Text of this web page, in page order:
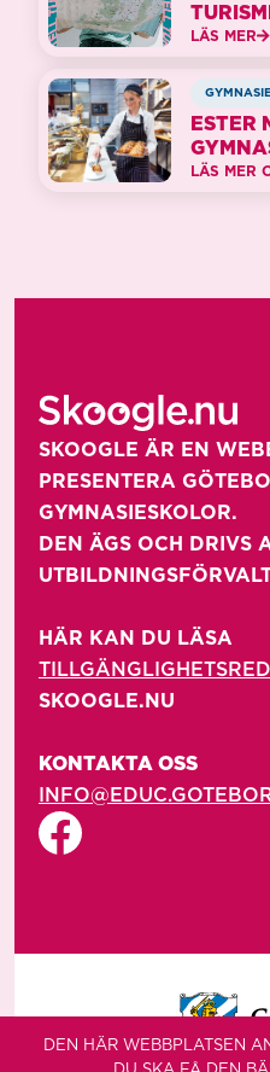
LÄS MER
ESTER
LÄS MER
SKOOGLE ÄR EN
PRESENTERA
GYMNASIESKOLOR.
DEN ÄGS OCH DRIVS
SKOOGLE.NU
KONTAKTA OSS
DEN HÄR WEBBPLATSEN